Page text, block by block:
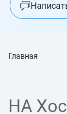
Главная
HA